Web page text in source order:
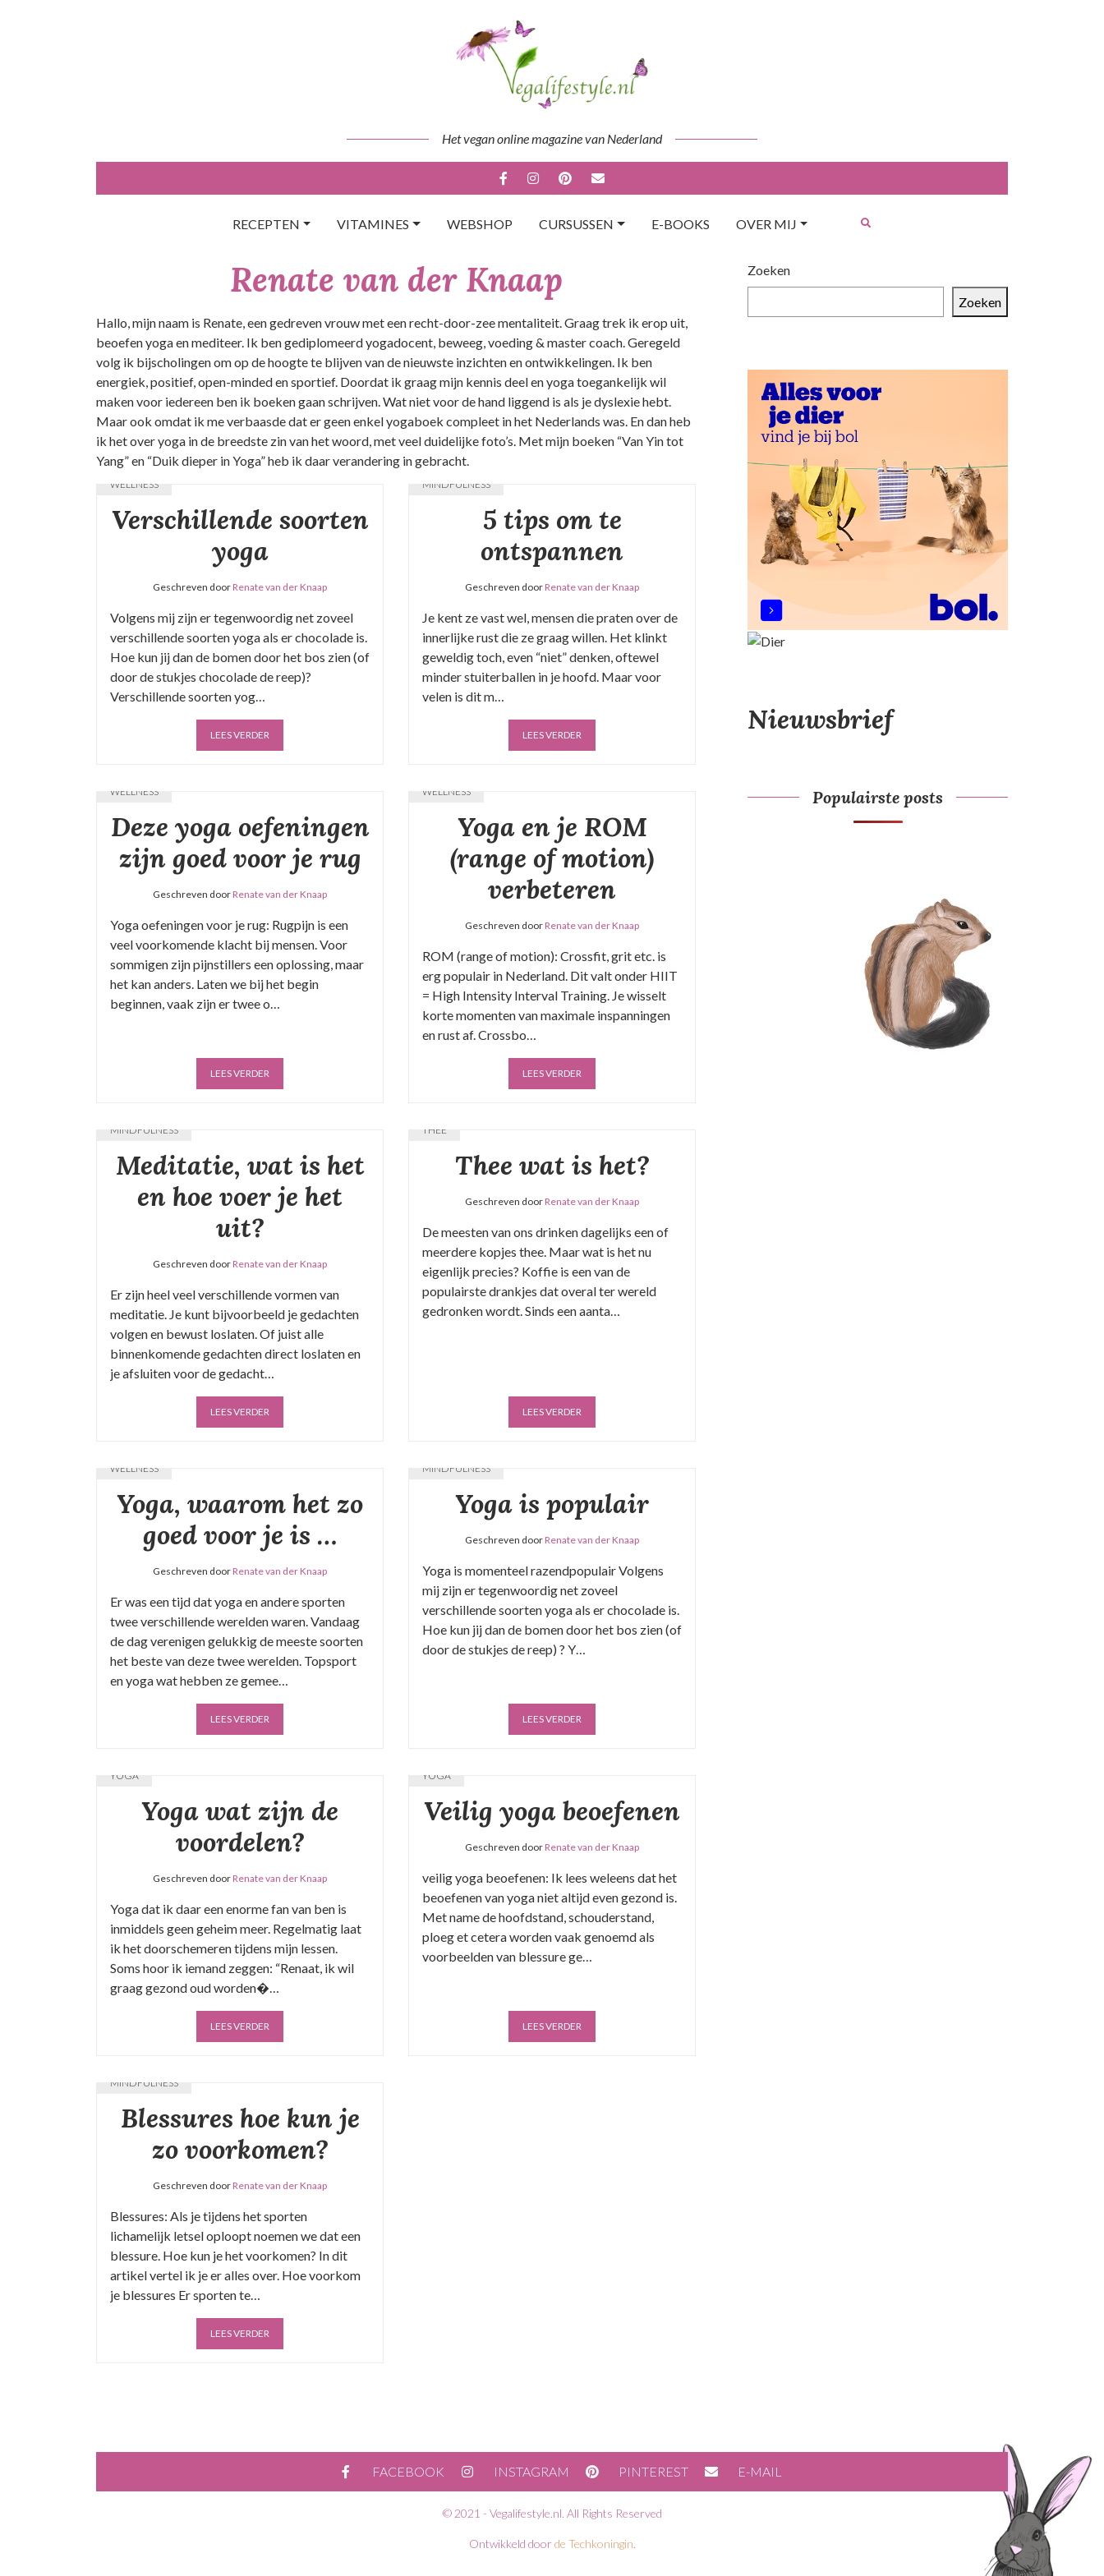
Het vegan online magazine van Nederland
RECEPTEN VITAMINES WEBSHOP CURSUSSEN E-BOOKS OVER MIJ
Renate van der Knaap
Hallo, mijn naam is Renate, een gedreven vrouw met een recht-door-zee mentaliteit. Graag trek ik erop uit,
beoefen yoga en mediteer. Ik ben gediplomeerd yogadocent, beweeg, voeding & master coach. Geregeld
volg ik bijscholingen om op de hoogte te blijven van de nieuwste inzichten en ontwikkelingen. Ik ben
energiek, positief, open-minded en sportief. Doordat ik graag mijn kennis deel en yoga toegankelijk wil
maken voor iedereen ben ik boeken gaan schrijven. Wat niet voor de hand liggend is als je dyslexie hebt.
Maar ook omdat ik me verbaasde dat er geen enkel yogaboek compleet in het Nederlands was. En dan heb
ik het over yoga in de breedste zin van het woord, met veel duidelijke foto’s. Met mijn boeken “Van Yin tot
Yang” en “Duik dieper in Yoga” heb ik daar verandering in gebracht.
WELLNESS
Verschillende soorten
yoga
Geschreven doorRenate van der Knaap
Volgens mij zijn er tegenwoordig net zoveel
verschillende soorten yoga als er chocolade is.
Hoe kun jij dan de bomen door het bos zien (of
door de stukjes chocolade de reep)?
Verschillende soorten yog…
LEES VERDER
MINDFULNESS
5 tips om te
ontspannen
Geschreven doorRenate van der Knaap
Je kent ze vast wel, mensen die praten over de
innerlijke rust die ze graag willen. Het klinkt
geweldig toch, even “niet” denken, oftewel
minder stuiterballen in je hoofd. Maar voor
velen is dit m…
LEES VERDER
WELLNESS
Deze yoga oefeningen
zijn goed voor je rug
Geschreven doorRenate van der Knaap
Yoga oefeningen voor je rug: Rugpijn is een
veel voorkomende klacht bij mensen. Voor
sommigen zijn pijnstillers een oplossing, maar
het kan anders. Laten we bij het begin
beginnen, vaak zijn er twee o…
LEES VERDER
WELLNESS
Yoga en je ROM
(range of motion)
verbeteren
Geschreven doorRenate van der Knaap
ROM (range of motion): Crossfit, grit etc. is
erg populair in Nederland. Dit valt onder HIIT
= High Intensity Interval Training. Je wisselt
korte momenten van maximale inspanningen
en rust af. Crossbo…
LEES VERDER
MINDFULNESS
Meditatie, wat is het
en hoe voer je het
uit?
Geschreven doorRenate van der Knaap
Er zijn heel veel verschillende vormen van
meditatie. Je kunt bijvoorbeeld je gedachten
volgen en bewust loslaten. Of juist alle
binnenkomende gedachten direct loslaten en
je afsluiten voor de gedacht…
LEES VERDER
THEE
Thee wat is het?
Geschreven doorRenate van der Knaap
De meesten van ons drinken dagelijks een of
meerdere kopjes thee. Maar wat is het nu
eigenlijk precies? Koffie is een van de
populairste drankjes dat overal ter wereld
gedronken wordt. Sinds een aanta…
LEES VERDER
WELLNESS
Yoga, waarom het zo
goed voor je is …
Geschreven doorRenate van der Knaap
Er was een tijd dat yoga en andere sporten
twee verschillende werelden waren. Vandaag
de dag verenigen gelukkig de meeste soorten
het beste van deze twee werelden. Topsport
en yoga wat hebben ze gemee…
LEES VERDER
MINDFULNESS
Yoga is populair
Geschreven doorRenate van der Knaap
Yoga is momenteel razendpopulair Volgens
mij zijn er tegenwoordig net zoveel
verschillende soorten yoga als er chocolade is.
Hoe kun jij dan de bomen door het bos zien (of
door de stukjes de reep) ? Y…
LEES VERDER
YOGA
Yoga wat zijn de
voordelen?
Geschreven doorRenate van der Knaap
Yoga dat ik daar een enorme fan van ben is
inmiddels geen geheim meer. Regelmatig laat
ik het doorschemeren tijdens mijn lessen.
Soms hoor ik iemand zeggen: “Renaat, ik wil
graag gezond oud worden�…
LEES VERDER
YOGA
Veilig yoga beoefenen
Geschreven doorRenate van der Knaap
veilig yoga beoefenen: Ik lees weleens dat het
beoefenen van yoga niet altijd even gezond is.
Met name de hoofdstand, schouderstand,
ploeg et cetera worden vaak genoemd als
voorbeelden van blessure ge…
LEES VERDER
MINDFULNESS
Blessures hoe kun je
zo voorkomen?
Geschreven doorRenate van der Knaap
Blessures: Als je tijdens het sporten
lichamelijk letsel oploopt noemen we dat een
blessure. Hoe kun je het voorkomen? In dit
artikel vertel ik je er alles over. Hoe voorkom
je blessures Er sporten te…
LEES VERDER
Zoeken
Zoeken
Nieuwsbrief
Populairste posts
FACEBOOK INSTAGRAM PINTEREST E-MAIL
© 2021 - Vegalifestyle.nl. All Rights Reserved
Ontwikkeld door de Techkoningin.